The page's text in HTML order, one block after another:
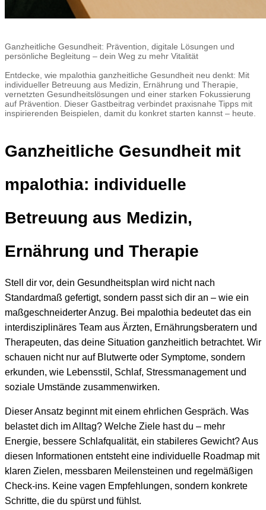
Ganzheitliche Gesundheit: Prävention, digitale Lösungen und
persönliche Begleitung – dein Weg zu mehr Vitalität
Entdecke, wie mpalothia ganzheitliche Gesundheit neu denkt: Mit
individueller Betreuung aus Medizin, Ernährung und Therapie,
vernetzten Gesundheitslösungen und einer starken Fokussierung
auf Prävention. Dieser Gastbeitrag verbindet praxisnahe Tipps mit
inspirierenden Beispielen, damit du konkret starten kannst – heute.
Ganzheitliche Gesundheit mit
mpalothia: individuelle
Betreuung aus Medizin,
Ernährung und Therapie
Stell dir vor, dein Gesundheitsplan wird nicht nach
Standardmaß gefertigt, sondern passt sich dir an – wie ein
maßgeschneiderter Anzug. Bei mpalothia bedeutet das ein
interdisziplinäres Team aus Ärzten, Ernährungsberatern und
Therapeuten, das deine Situation ganzheitlich betrachtet. Wir
schauen nicht nur auf Blutwerte oder Symptome, sondern
erkunden, wie Lebensstil, Schlaf, Stressmanagement und
soziale Umstände zusammenwirken.
Dieser Ansatz beginnt mit einem ehrlichen Gespräch. Was
belastet dich im Alltag? Welche Ziele hast du – mehr
Energie, bessere Schlafqualität, ein stabileres Gewicht? Aus
diesen Informationen entsteht eine individuelle Roadmap mit
klaren Zielen, messbaren Meilensteinen und regelmäßigen
Check-ins. Keine vagen Empfehlungen, sondern konkrete
Schritte, die du spürst und fühlst.